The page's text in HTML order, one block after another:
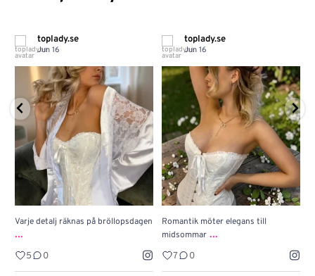
toplady.se
Jun 16
Varje detalj räknas på bröllopsdagen
...
5 0
toplady.se
Jun 16
Romantik möter elegans till
midsommar ...
7 0